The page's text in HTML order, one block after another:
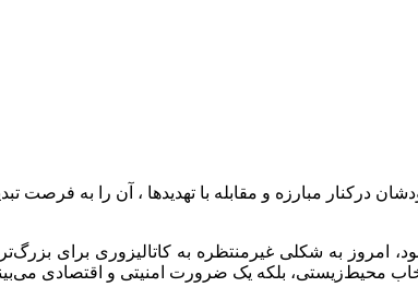
درکنار مبارزه و مقابله با تهدیدها ، آن را به فرصت
به شکلی غیرمنتظره به کاتالیزوری برای
محیط‌زیستی، بلکه یک ضرورت امنیتی و اقتصادی